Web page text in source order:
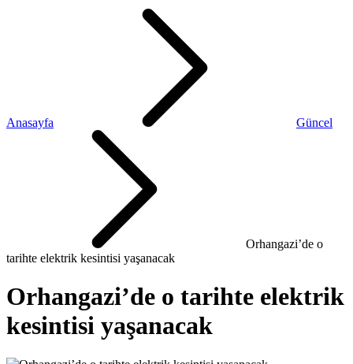
Anasayfa Güncel
Orhangazi’de o
tarihte elektrik kesintisi yaşanacak
Orhangazi’de o tarihte elektrik
kesintisi yaşanacak